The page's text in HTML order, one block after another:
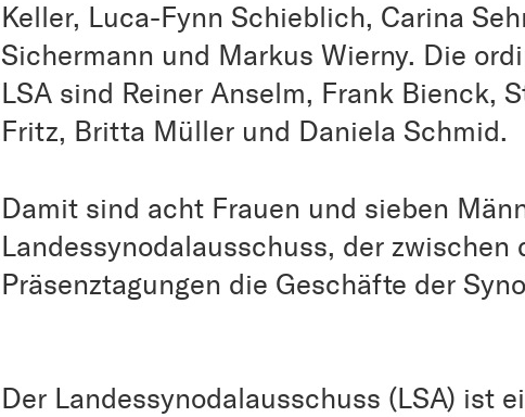
Keller, Luca-Fynn Schieblich, Carina
Sichermann und Markus Wierny. Die
LSA sind Reiner Anselm, Frank Bienck,
Fritz, Britta Müller und Daniela Schmid.
Damit sind acht Frauen und sieben
Landessynodalausschuss, der zwischen
Präsenztagungen die Geschäfte der
Der Landessynodalausschuss (LSA) ist